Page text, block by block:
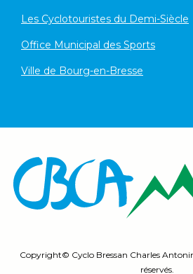
Les Cyclotouristes du Demi-Siècle
Office Municipal des Sports
Ville de Bourg-en-Bresse
Copyright© Cyclo Bressan Charles
réservés.